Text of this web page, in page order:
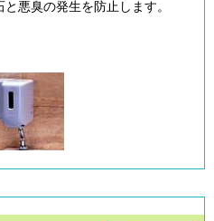
悪臭の発生を防止します。